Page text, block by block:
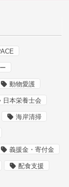
動物愛護
日本栄養士会
海岸清掃
義援金・寄付金
配食支援